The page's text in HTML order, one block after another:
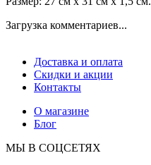
Загрузка комментариев...
Доставка и оплата
Скидки и акции
Контакты
О магазине
Блог
МЫ В СОЦСЕТЯХ